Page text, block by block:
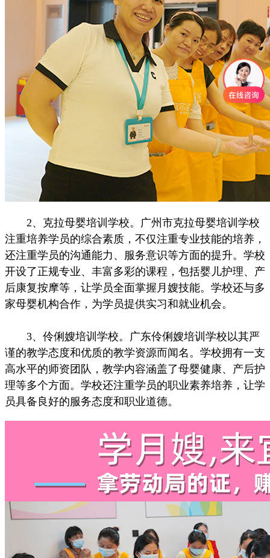
2、克拉母婴培训学校。广州市克拉母婴培训学校
注重培养学员的综合素质，不仅注重专业技能的培养，
还注重学员的沟通能力、服务意识等方面的提升。学校
开设了正规专业、丰富多彩的课程，包括婴儿护理、产
后康复按摩等，让学员全面掌握月嫂技能。学校还与多
家母婴机构合作，为学员提供实习和就业机会。
3、伶俐嫂培训学校。广东伶俐嫂培训学校以其严
谨的教学态度和优质的教学资源而闻名。学校拥有一支
高水平的师资团队，教学内容涵盖了母婴健康、产后护
理等多个方面。学校还注重学员的职业素养培养，让学
员具备良好的服务态度和职业道德。